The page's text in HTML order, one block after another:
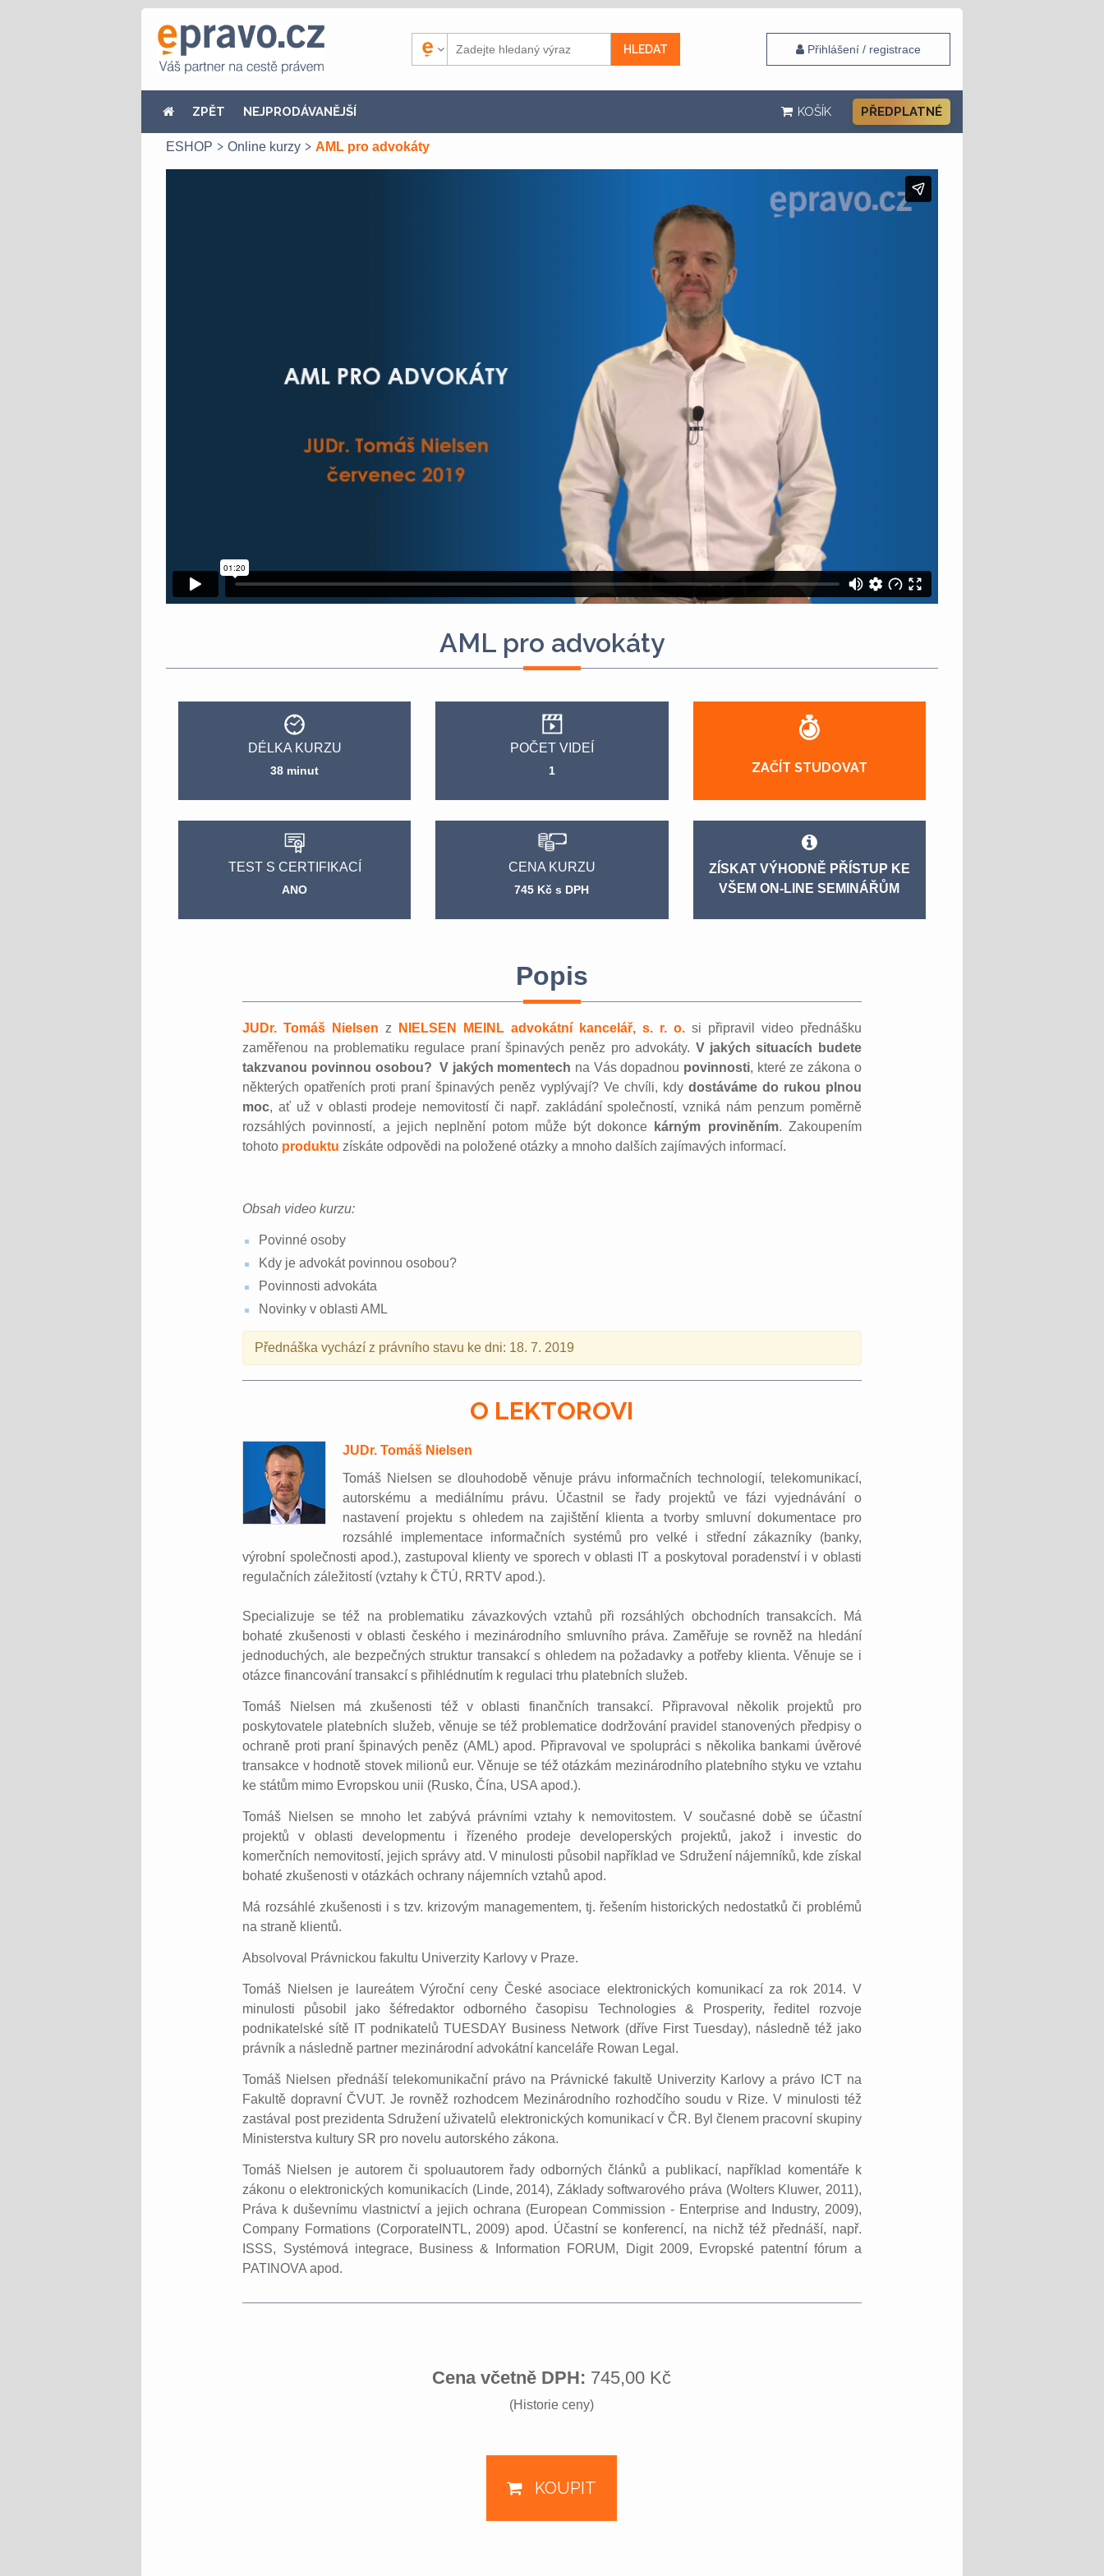
Přihlášení / registrace
ZPĚT NEJPRODÁVANĚJŠÍ KOŠÍK PŘEDPLATNÉ
ESHOP Online kurzy AML pro advokáty
AML pro advokáty
DÉLKA KURZU
38 minut
POČET VIDEÍ
1 ZAČÍT STUDOVAT
TEST S CERTIFIKACÍ
ANO
CENA KURZU
745 Kč s DPH
ZÍSKAT VÝHODNĚ PŘÍSTUP KE
VŠEM ON-LINE SEMINÁŘŮM
Popis
JUDr. Tomáš Nielsen z NIELSEN MEINL advokátní kancelář, s. r. o.si připravil video přednášku
zaměřenou na problematiku regulace praní špinavých peněz pro advokáty. V jakých situacích budete
takzvanou povinnou osobou? V jakých momentech na Vás dopadnou povinnosti, které ze zákona o
některých opatřeních proti praní špinavých peněz vyplývají? Ve chvíli, kdy dostáváme do rukou plnou
moc, ať už v oblasti prodeje nemovitostí či např. zakládání společností, vzniká nám penzum poměrně
rozsáhlých povinností, a jejich neplnění potom může být dokonce
kárným proviněním. Zakoupením
tohoto produktu získáte odpovědi na položené otázky a mnoho dalších zajímavých informací.
Obsah video kurzu:
Povinné osoby
Kdy je advokát povinnou osobou?
Povinnosti advokáta
Novinky v oblasti AML
Přednáška vychází z právního stavu ke dni: 18. 7. 2019
O LEKTOROVI
JUDr. Tomáš Nielsen
Tomáš Nielsen se dlouhodobě věnuje právu informačních technologií, telekomunikací,
autorskému a mediálnímu právu. Účastnil se řady projektů ve fázi vyjednávání o
nastavení projektu s ohledem na zajištění klienta a tvorby smluvní dokumentace pro
rozsáhlé implementace informačních systémů pro velké i střední zákazníky (banky,
výrobní společnosti apod.), zastupoval klienty ve sporech v oblasti IT a poskytoval poradenství i v oblasti
regulačních záležitostí (vztahy k ČTÚ, RRTV apod.).
Specializuje se též na problematiku závazkových vztahů při rozsáhlých obchodních transakcích. Má
bohaté zkušenosti v oblasti českého i mezinárodního smluvního práva. Zaměřuje se rovněž na hledání
jednoduchých, ale bezpečných struktur transakcí s ohledem na požadavky a potřeby klienta. Věnuje se i
otázce financování transakcí s přihlédnutím k regulaci trhu platebních služeb.
Tomáš Nielsen má zkušenosti též v oblasti finančních transakcí. Připravoval několik projektů pro
poskytovatele platebních služeb, věnuje se též problematice dodržování pravidel stanovených předpisy o
ochraně proti praní špinavých peněz (AML) apod. Připravoval ve spolupráci s několika bankami úvěrové
transakce v hodnotě stovek milionů eur. Věnuje se též otázkám mezinárodního platebního styku ve vztahu
ke státům mimo Evropskou unii (Rusko, Čína, USA apod.).
Tomáš Nielsen se mnoho let zabývá právními vztahy k nemovitostem. V současné době se účastní
projektů v oblasti developmentu i řízeného prodeje developerských projektů, jakož i investic do
komerčních nemovitostí, jejich správy atd. V minulosti působil například ve Sdružení nájemníků, kde získal
bohaté zkušenosti v otázkách ochrany nájemních vztahů apod.
Má rozsáhlé zkušenosti i s tzv. krizovým managementem, tj. řešením historických nedostatků či problémů
na straně klientů.
Absolvoval Právnickou fakultu Univerzity Karlovy v Praze.
Tomáš Nielsen je laureátem Výroční ceny České asociace elektronických komunikací za rok 2014. V
minulosti působil jako šéfredaktor odborného časopisu Technologies & Prosperity, ředitel rozvoje
podnikatelské sítě IT podnikatelů TUESDAY Business Network (dříve First Tuesday), následně též jako
právník a následně partner mezinárodní advokátní kanceláře Rowan Legal.
Tomáš Nielsen přednáší telekomunikační právo na Právnické fakultě Univerzity Karlovy a právo ICT na
Fakultě dopravní ČVUT. Je rovněž rozhodcem Mezinárodního rozhodčího soudu v Rize. V minulosti též
zastával post prezidenta Sdružení uživatelů elektronických komunikací v ČR. Byl členem pracovní skupiny
Ministerstva kultury SR pro novelu autorského zákona.
Tomáš Nielsen je autorem či spoluautorem řady odborných článků a publikací, například komentáře k
zákonu o elektronických komunikacích (Linde, 2014), Základy softwarového práva (Wolters Kluwer, 2011),
Práva k duševnímu vlastnictví a jejich ochrana (European Commission - Enterprise and Industry, 2009),
Company Formations (CorporateINTL, 2009) apod. Účastní se konferencí, na nichž též přednáší, např.
ISSS, Systémová integrace, Business & Information FORUM, Digit 2009, Evropské patentní fórum a
PATINOVA apod.
Cena včetně DPH: 745,00 Kč
(Historie ceny)
KOUPIT